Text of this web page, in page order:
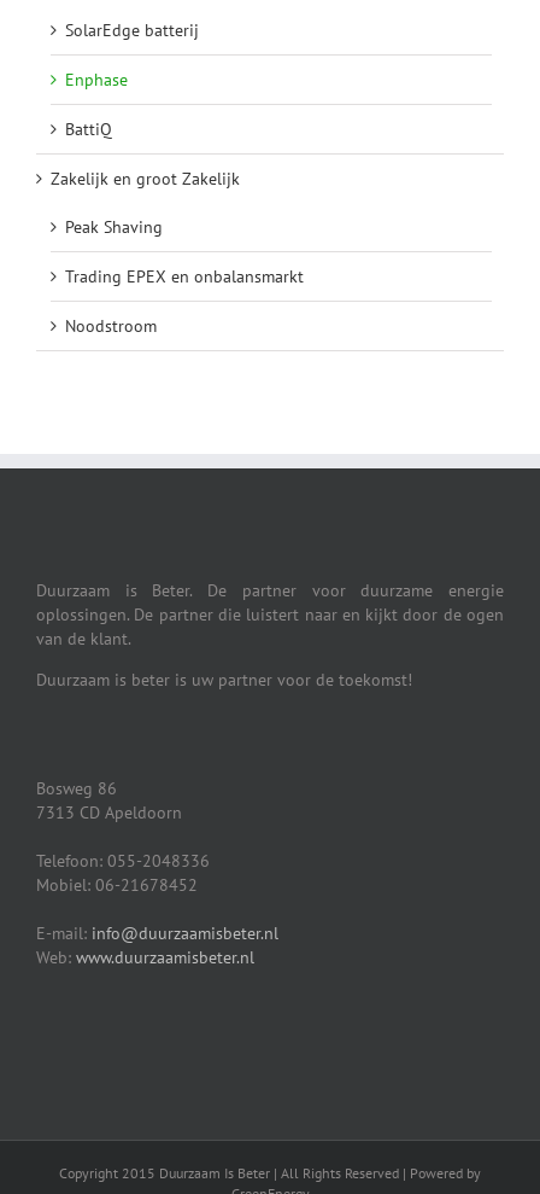
SolarEdge batterij
Enphase
BattiQ
Zakelijk en groot Zakelijk
Peak Shaving
Trading EPEX en onbalansmarkt
Noodstroom
Duurzaam is Beter. De partner voor duurzame energie
oplossingen. De partner die luistert naar en kijkt door de ogen
van de klant.
Duurzaam is beter is uw partner voor de toekomst!
Bosweg 86
7313 CD Apeldoorn
Telefoon: 055-2048336
Mobiel: 06-21678452
E-mail: info@duurzaamisbeter.nl
Web: www.duurzaamisbeter.nl
Copyright 2015 Duurzaam Is Beter | All Rights Reserved | Powered by